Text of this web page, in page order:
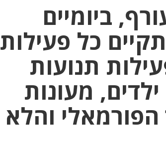
ביומיים
כל פעילות
תנועות
מעונות
הפורמאלי והלא